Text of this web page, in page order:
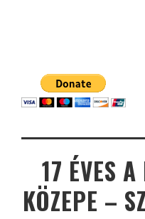
17 ÉVES
KÖZEPE –